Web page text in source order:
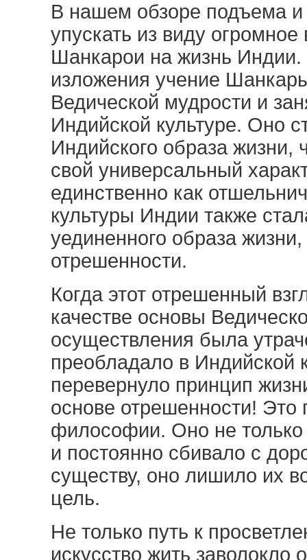
В нашем обзоре подъема
упускать из виду
Шанкарои на жизнь
изложения учение
Ведической мудрости и
Индийской культуре. Оно
Индийского образа жизни,
свой универсальный
единственно как
культуры Индии также
уединенного образа
отрешенности.
Когда этот отрешенный
качестве основы
осуществления была
преобладало в Индийской
перевернуло принцип
основе отрешенности!
философии. Оно не только
и постоянно сбивало с
существу, оно лишило их
цель.
Не только путь к
искусство жить